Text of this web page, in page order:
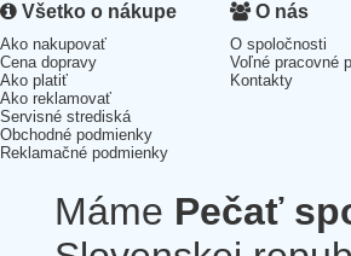
Všetko o nákupe
Ako nakupovať
Cena dopravy
Ako platiť
Ako reklamovať
Servisné strediská
Obchodné podmienky
Reklamačné podmienky
O nás
O spoločnosti
Voľné pracovné
Kontakty
Máme Pečať